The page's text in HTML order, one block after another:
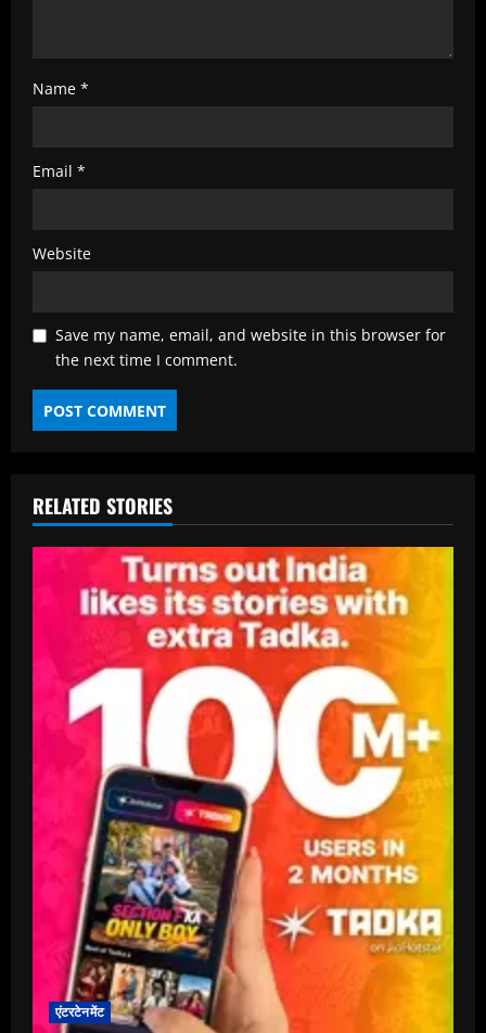
Name *
Email *
Website
Save my name, email, and website in this browser for
the next time I comment.
RELATED STORIES
एंटरटेनमेंट